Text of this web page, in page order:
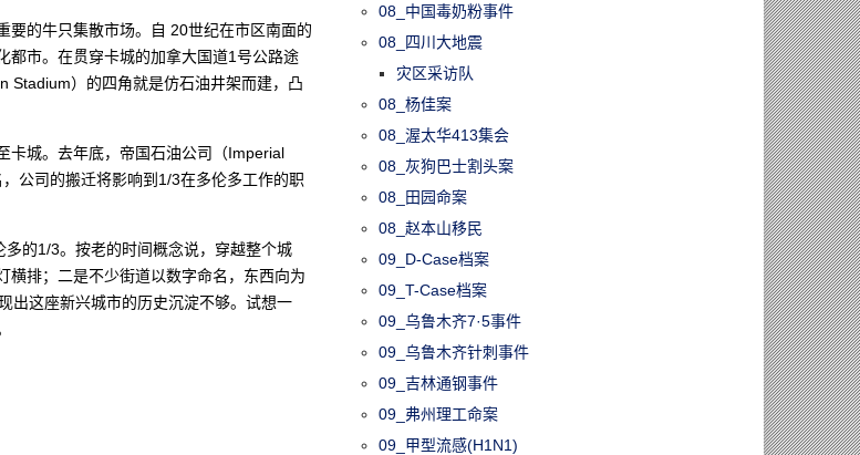
要的牛只集散市场。自 20世纪在市区南面的
都市。在贯穿卡城的加拿大国道1号公路途
Stadium）的四角就是仿石油井架而建，凸
卡城。去年底，帝国石油公司（Imperial
公司的搬迁将影响到1/3在多伦多工作的职
的1/3。按老的时间概念说，穿越整个城
横排；二是不少街道以数字命名，东西向为
出这座新兴城市的历史沉淀不够。试想一
08_中国毒奶粉事件
08_四川大地震
灾区采访队
08_杨佳案
08_渥太华413集会
08_灰狗巴士割头案
08_田园命案
08_赵本山移民
09_D-Case档案
09_T-Case档案
09_乌鲁木齐7·5事件
09_乌鲁木齐针刺事件
09_吉林通钢事件
09_弗州理工命案
09_甲型流感(H1N1)